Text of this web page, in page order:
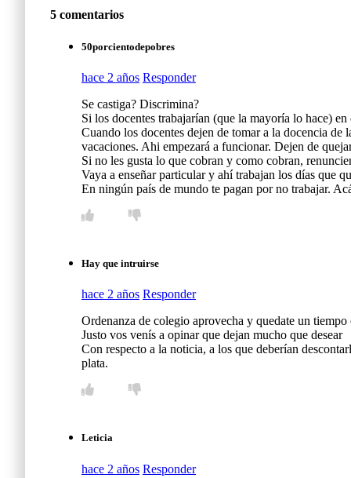
5 comentarios
50porcientodepobres
hace 2 años Responder
Se castiga? Discrimina?
Si los docentes trabajarían (que la mayoría lo hace)
Cuando los docentes dejen de tomar a la docencia de
vacaciones. Ahi empezará a funcionar. Dejen de
Si no les gusta lo que cobran y como cobran,
Vaya a enseñar particular y ahí trabajan los días que
En ningún país de mundo te pagan por no trabajar.
Hay que intruirse
hace 2 años Responder
Ordenanza de colegio aprovecha y quedate un
Justo vos venís a opinar que dejan mucho que desear
Con respecto a la noticia, a los que deberían
plata.
Leticia
hace 2 años Responder